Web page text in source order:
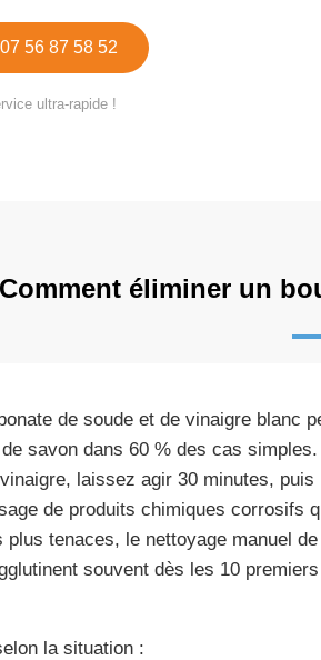
07 56 87 58 52
ultra-rapide !
Comment éliminer un
de soude et de vinaigre blanc
savon dans 60 % des cas
laissez agir 30 minutes, puis
de produits chimiques corrosifs
tenaces, le nettoyage manuel
souvent dès les 10
la situation :